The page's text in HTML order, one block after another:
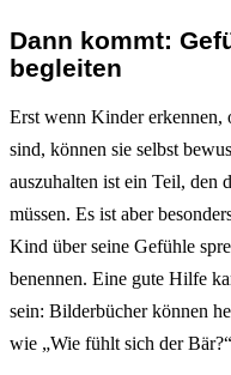
Dann kommt:
begleiten
Erst wenn Kinder erkennen,
sind, können sie selbst
auszuhalten ist ein Teil, den
müssen. Es ist aber
Kind über seine Gefühle
benennen. Eine gute Hilfe
sein: Bilderbücher können
wie „Wie fühlt sich der